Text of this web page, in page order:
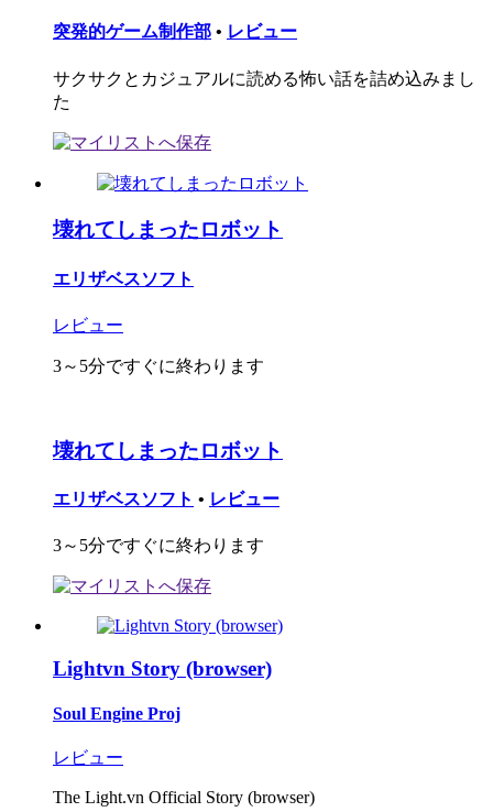
突発的ゲーム制作部 • レビュー
サクサクとカジュアルに読める怖い話を詰め込みまし
た
壊れてしまったロボット
エリザベスソフト
レビュー
3～5分ですぐに終わります
壊れてしまったロボット
エリザベスソフト • レビュー
3～5分ですぐに終わります
Lightvn Story (browser)
Soul Engine Proj
レビュー
The Light.vn Official Story (browser)